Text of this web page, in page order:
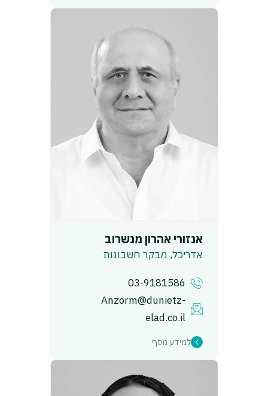
אנזורי אהרון מנשרוב
אדריכל, מבקר חשבונות
03-9181586
Anzorm@dunietz-
elad.co.il
למידע נוסף